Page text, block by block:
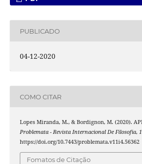
PUBLICADO
04-12-2020
COMO CITAR
Lopes Miranda, M., & Bordignon, M. (2020).
Problemata - Revista Internacional De Filosofia,
https://doi.org/10.7443/problemata.v11i4.56362
Fomatos de Citação